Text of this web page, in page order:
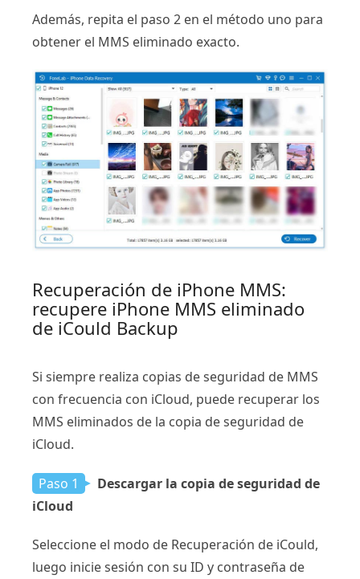
Además, repita el paso 2 en el método uno para
obtener el MMS eliminado exacto.
Recuperación de iPhone MMS:
recupere iPhone MMS eliminado
de iCould Backup
Si siempre realiza copias de seguridad de MMS
con frecuencia con iCloud, puede recuperar los
MMS eliminados de la copia de seguridad de
iCloud.
Paso 1
Descargar la copia de seguridad de
iCloud
Seleccione el modo de Recuperación de iCould,
luego inicie sesión con su ID y contraseña de